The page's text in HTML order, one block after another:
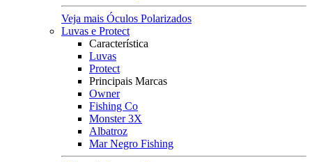
Veja mais Óculos Polarizados
Luvas e Protect
Característica
Luvas
Protect
Principais Marcas
Owner
Fishing Co
Monster 3X
Albatroz
Mar Negro Fishing